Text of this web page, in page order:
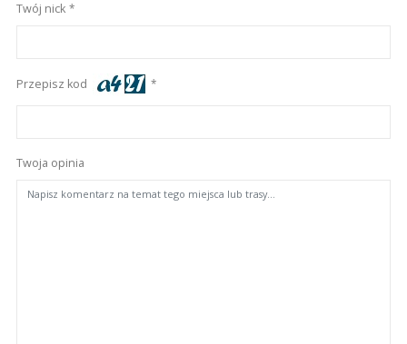
Twój nick
Przepisz kod
Twoja opinia